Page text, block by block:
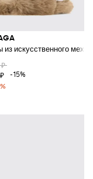
искусственного меха
₽
-15%